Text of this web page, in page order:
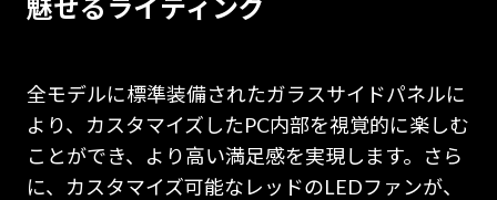
魅せるライティング
全モデルに標準装備されたガラスサイドパネルに
より、カスタマイズしたPC内部を視覚的に楽しむ
ことができ、より高い満足感を実現します。さら
に、カスタマイズ可能なレッドのLEDファンが、